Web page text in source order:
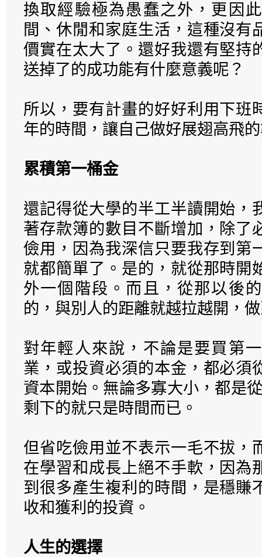
換取經驗極為愚蠢之外，更因
間、休閒和家庭生活，這種沒有
價實在太大了。還好我還有堅持
送掉了的成功能有什麼意義呢？
所以，要有計畫的好好利用下班
年的時間，讓自己做好展翅高飛
累積第一桶金
還記得從大學的半工半讀開始，
著存款簿的數目不斷增加，除了
儉用，因為我深信只要我存到第
就都簡單了。是的，就從那時開
外一個階段。而且，從那以後
的，與別人的距離就越拉越開，
對年輕人來說，不論是要買第
業，或投資必須的本金，都必須
資本開始。無論多寡大小，都是
剩下的就只是時間而已。
但省吃儉用並不表示一毛不拔，
在學習和成長上絕不手軟，因為
到很多產生複利的時間，是穩賺
收和獲利的投資。
人生的選擇